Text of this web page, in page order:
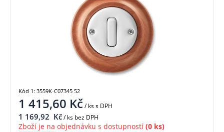
1 415,60 Kč/ kss DPH
1 169,92 Kč/ ks bez DPH
Zboží je na objednávku s dostupností (0 ks)
Kód 1: 3559K-C07345 52